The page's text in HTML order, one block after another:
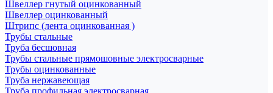
Швеллер гнутый оцинкованный
Швеллер оцинкованный
Штрипс (лента оцинкованная )
Трубы стальные
Труба бесшовная
Трубы стальные прямошовные электросварные
Трубы оцинкованные
Труба нержавеющая
Труба профильная электросварная